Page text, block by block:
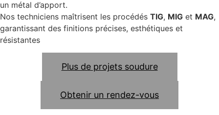
un métal d’apport.
Nos techniciens maîtrisent les procédés TIG, MIG et MAG,
garantissant des finitions précises, esthétiques et
résistantes
Plus de projets soudure
Obtenir un rendez-vous